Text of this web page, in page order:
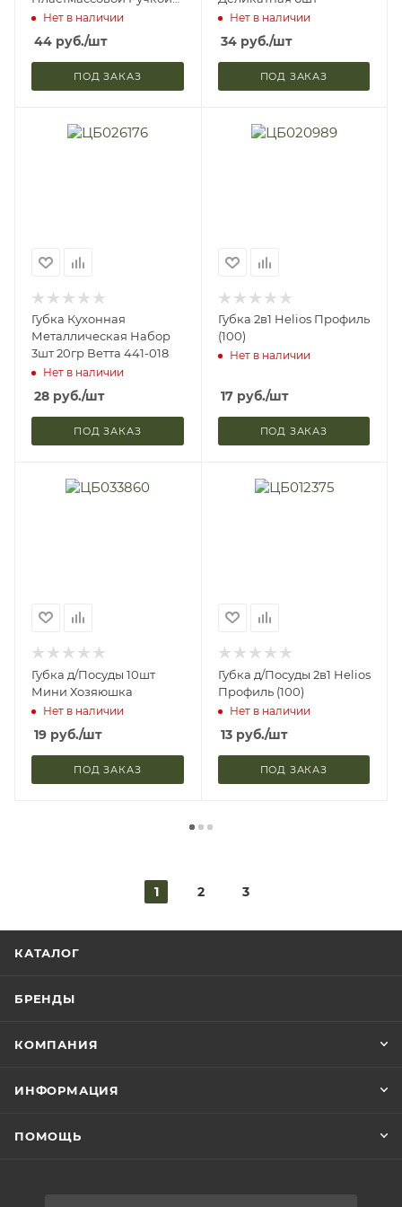
70гр 3 Цвета Ветта 441-
Нет в наличии
44 руб./шт
ПОД ЗАКАЗ
Нет в наличии
34руб./шт
ПОД ЗАКАЗ
Губка Кухонная
Металлическая Набор
3шт 20гр Ветта 441-018
Нет в наличии
28 руб./шт
ПОД ЗАКАЗ
Губка 2в1 Helios Профиль
(100)
Нет в наличии
17руб./шт
ПОД ЗАКАЗ
Губка д/Посуды 10шт
Мини Хозяюшка
Нет в наличии
19 руб./шт
ПОД ЗАКАЗ
Губка д/Посуды 2в1 Helios
Профиль (100)
Нет в наличии
13руб./шт
ПОД ЗАКАЗ
1 2 3
КАТАЛОГ
БРЕНДЫ
КОМПАНИЯ
ИНФОРМАЦИЯ
ПОМОЩЬ